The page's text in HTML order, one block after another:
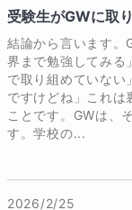
受験生がGWに取
結論から言います。
界まで勉強してみる
で取り組めていない
ですけどね」これは
ことです。GWは、
す。学校の...
2026/2/25